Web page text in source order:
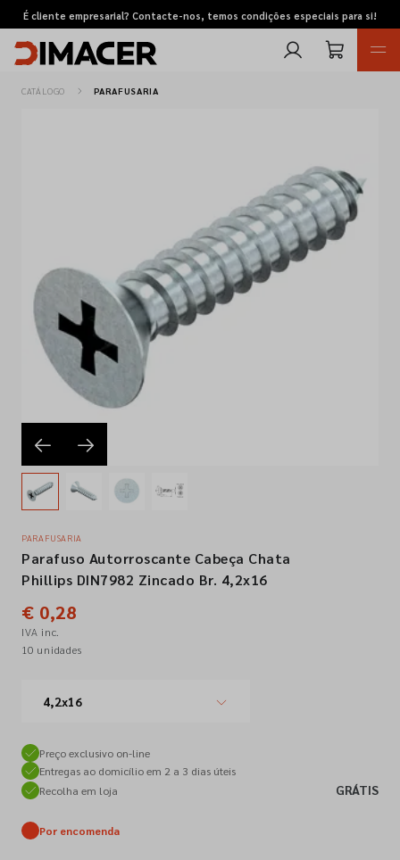
É cliente empresarial? Contacte-nos, temos condições especiais para si!
Pedidos de cotação
Marcas
Favoritos
Empresa
Contactos
Siga-nos nas redes sociais
CATÁLOGO PARAFUSARIA
PARAFUSARIA
Parafuso Autorroscante Cabeça Chata
Phillips DIN7982 Zincado Br. 4,2x16
€ 0,28
IVA inc.
10 unidades
4,2x16
Preço exclusivo on-line
Entregas ao domicílio em 2 a 3 dias úteis
Recolha em loja
GRÁTIS
Por encomenda